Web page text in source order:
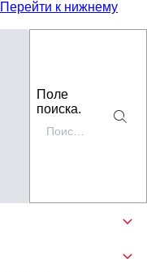
Перейти к нижнему
Поле
поиска.